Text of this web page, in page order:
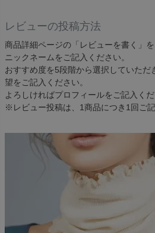
レビューの投稿方法
商品詳細ページの「レビューを書く」
ニックネームをご記入ください。
おすすめ度を5段階から選択していた
望をご記入ください。
よろしければプロフィールをご記入くだ
※レビュー投稿は、1商品につき1回ご記